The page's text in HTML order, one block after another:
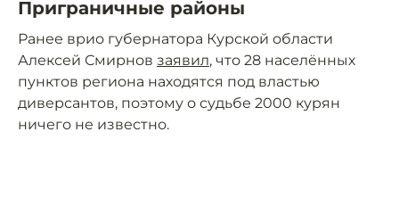
Приграничные районы
Ранее врио губернатора Курской области
Алексей Смирнов заявил, что 28 населённых
пунктов региона находятся под властью
диверсантов, поэтому о судьбе 2000 курян
ничего не известно.